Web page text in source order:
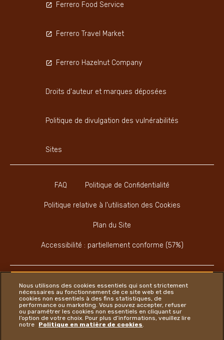
FAQ Politique de Confidentialité
Politique relative à l'utilisation des Cookies
Plan du Site
Accessibilité : partiellement conforme (57%)
Ferrero Food Service
Ferrero Travel Market
Ferrero Hazelnut Company
Droits d'auteur et marques déposées
Politique de divulgation des vulnérabilités
Sites
Instagram
LinkedIn
Twitter
Nous utilisons des cookies essentiels qui sont strictement
nécessaires au fonctionnement de ce site web et des
cookies non essentiels à des fins statistiques, de
performance ou marketing. Vous pouvez accepter, refuser
ou paramétrer les cookies non essentiels en cliquant sur
l’option de votre choix. Pour plus d’informations, veuillez lire
notre
Politique en matière de cookies.